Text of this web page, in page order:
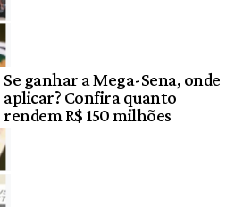
Se ganhar a Mega-Sena, onde
aplicar? Confira quanto
rendem R$ 150 milhões